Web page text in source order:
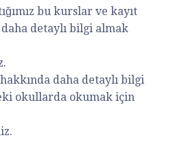
bu kurslar ve kayıt
detaylı bilgi almak
daha detaylı bilgi
okullarda okumak için